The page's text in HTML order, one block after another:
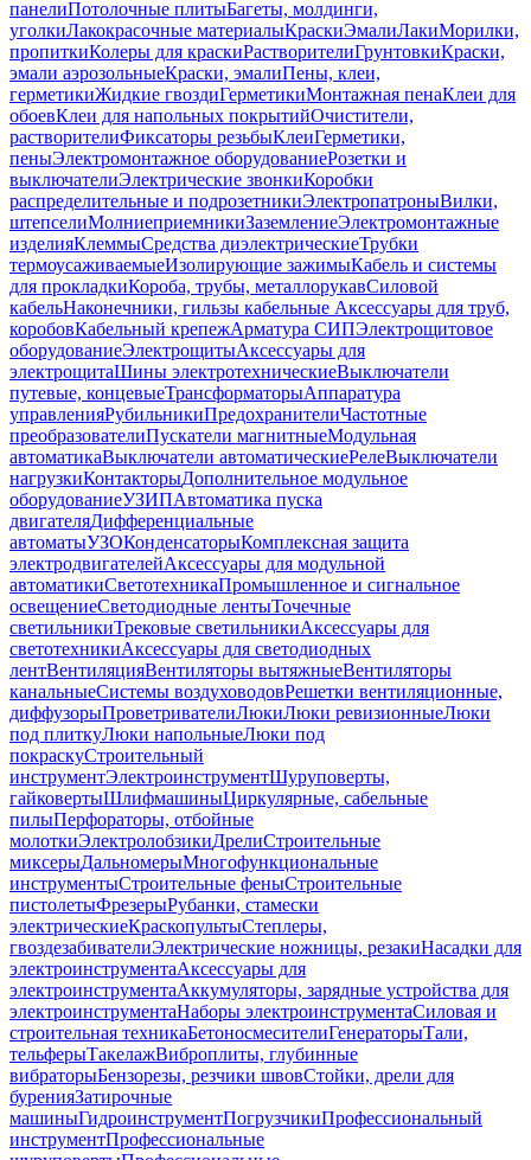
панелиПотолочные плитыБагеты, молдинги,
уголкиЛакокрасочные материалыКраскиЭмалиЛакиМорилки,
пропиткиКолеры для краскиРастворителиГрунтовкиКраски,
эмали аэрозольныеКраски, эмалиПены, клеи,
герметикиЖидкие гвоздиГерметикиМонтажная пенаКлеи для
обоевКлеи для напольных покрытийОчистители,
растворителиФиксаторы резьбыКлеиГерметики,
пеныЭлектромонтажное оборудованиеРозетки и
выключателиЭлектрические звонкиКоробки
распределительные и подрозетникиЭлектропатроныВилки,
штепселиМолниеприемникиЗаземлениеЭлектромонтажные
изделияКлеммыСредства диэлектрическиеТрубки
термоусаживаемыеИзолирующие зажимыКабель и системы
для прокладкиКороба, трубы, металлорукавСиловой
кабельНаконечники, гильзы кабельные Аксессуары для труб,
коробовКабельный крепежАрматура СИПЭлектрощитовое
оборудованиеЭлектрощитыАксессуары для
электрощитаШины электротехническиеВыключатели
путевые, концевыеТрансформаторыАппаратура
управленияРубильникиПредохранителиЧастотные
преобразователиПускатели магнитныеМодульная
автоматикаВыключатели автоматическиеРелеВыключатели
нагрузкиКонтакторыДополнительное модульное
оборудованиеУЗИПАвтоматика пуска
двигателяДифференциальные
автоматыУЗОКонденсаторыКомплексная защита
электродвигателейАксессуары для модульной
автоматикиСветотехникаПромышленное и сигнальное
освещениеСветодиодные лентыТочечные
светильникиТрековые светильникиАксессуары для
светотехникиАксессуары для светодиодных
лентВентиляцияВентиляторы вытяжныеВентиляторы
канальныеСистемы воздуховодовРешетки вентиляционные,
диффузорыПроветривателиЛюкиЛюки ревизионныеЛюки
под плиткуЛюки напольныеЛюки под
покраскуСтроительный
инструментЭлектроинструментШуруповерты,
гайковертыШлифмашиныЦиркулярные, сабельные
пилыПерфораторы, отбойные
молоткиЭлектролобзикиДрелиСтроительные
миксерыДальномерыМногофункциональные
инструментыСтроительные феныСтроительные
пистолетыФрезерыРубанки, стамески
электрическиеКраскопультыСтеплеры,
гвоздезабивателиЭлектрические ножницы, резакиНасадки для
электроинструментаАксессуары для
электроинструментаАккумуляторы, зарядные устройства для
электроинструментаНаборы электроинструментаСиловая и
строительная техникаБетоносмесителиГенераторыТали,
тельферыТакелажВиброплиты, глубинные
вибраторыБензорезы, резчики швовСтойки, дрели для
буренияЗатирочные
машиныГидроинструментПогрузчикиПрофессиональный
инструментПрофессиональные